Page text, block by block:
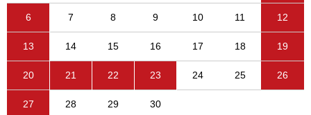
6 7 8 9 10 11 12
13 14 15 16 17 18 19
20 21 22 23 24 25 26
27 28 29 30